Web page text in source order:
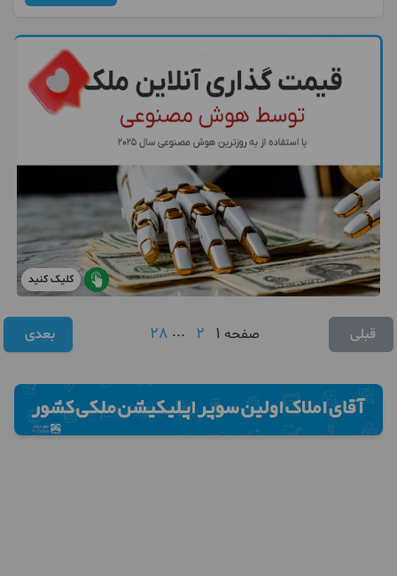
کلیک کنید
قبلی صفحه 1
2
...
28 بعدی